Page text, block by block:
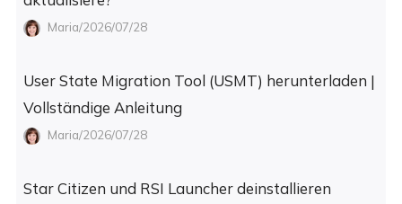
Maria/2026/07/28
User State Migration Tool (USMT) herunterladen |
Vollständige Anleitung
Maria/2026/07/28
Star Citizen und RSI Launcher deinstallieren